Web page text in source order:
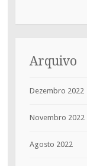
Arquivo
Dezembro 2022
Novembro 2022
Agosto 2022